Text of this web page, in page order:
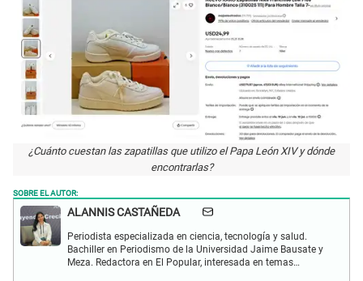
¿Cuánto cuestan las zapatillas que utilizo el Papa León XIV y dónde
encontrarlas?
SOBRE EL AUTOR:
ALANNIS CASTAÑEDA
Periodista especializada en ciencia, tecnología y salud.
Bachiller en Periodismo de la Universidad Jaime Bausate y
Meza. Redactora en El Popular, interesada en temas